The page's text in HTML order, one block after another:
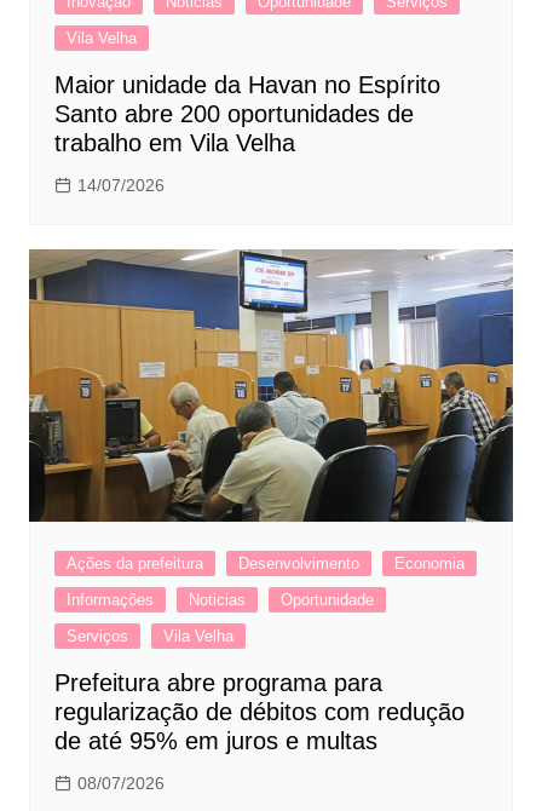
Vila Velha
Maior unidade da Havan no Espírito
Santo abre 200 oportunidades de
trabalho em Vila Velha
14/07/2026
Ações da prefeitura Desenvolvimento
Economia
Informações
Noticias
Oportunidade
Serviços
Vila Velha
Prefeitura abre programa para
regularização de débitos com redução
de até 95% em juros e multas
08/07/2026